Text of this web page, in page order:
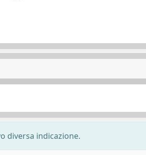
diversa indicazione.